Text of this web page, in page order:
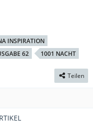
INSPIRATION
62 1001 NACHT
Teilen